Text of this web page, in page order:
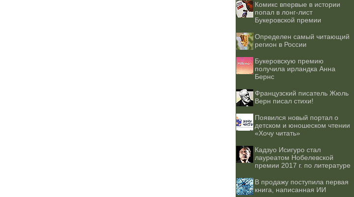
Комикс впервые в истории
попал в лонг-лист
Букеровской премии
Определен самый читающий
регион в России
Букеровскую премию
получила ирландка Анна
Бернс
Французский писатель Жюль
Верн писал стихи!
Появился новый портал о
детском и юношеском чтении
«Хочу читать»
Кадзуо Исигуро стал
лауреатом Нобелевской
премии 2017 г. по литературе
В продажу поступила первая
книга, написанная ИИ